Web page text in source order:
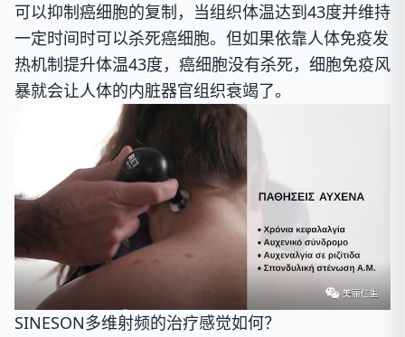
可以抑制癌细胞的复制，当组织体温达到43度并维持
一定时间时可以杀死癌细胞。但如果依靠人体免疫发
热机制提升体温43度，癌细胞没有杀死，细胞免疫风
暴就会让人体的内脏器官组织衰竭了。
SINESON多维射频的治疗感觉如何？